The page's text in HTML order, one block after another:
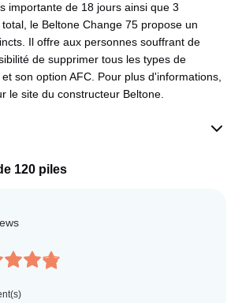
importante de 18 jours ainsi que 3
le Beltone Change 75 propose un
Il offre aux personnes souffrant de
de supprimer tous les types de
son option AFC. Pour plus d'informations,
le site du constructeur Beltone.
120 piles